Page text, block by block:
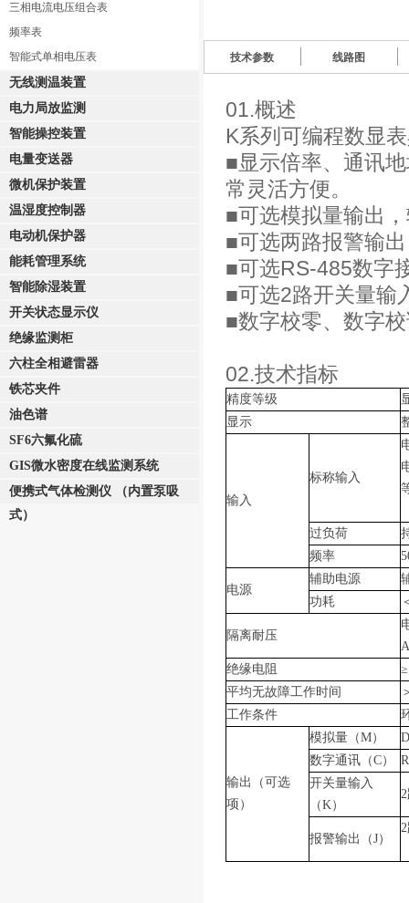
三相电流电压组合表
频率表
智能式单相电压表
无线测温装置
电力局放监测
智能操控装置
电量变送器
微机保护装置
温湿度控制器
电动机保护器
能耗管理系统
智能除湿装置
开关状态显示仪
绝缘监测柜
六柱全相避雷器
铁芯夹件
油色谱
SF6六氟化硫
GIS微水密度在线监测系统
便携式气体检测仪 （内置泵吸
式）
技术参数 线路图
01.概述
K系列可编程数显
■显示倍率、通讯
常灵活方便。
■可选模拟量输出
■可选两路报警输
■可选RS-485数字
■可选2路开关量输
■数字校零、数字
02.技术指标
精度等级
显示
输入
标称输入
过负荷
频率
电源
辅助电源
功耗
隔离耐压
绝缘电阻
平均无故障工作时间
工作条件
输出（可选
项）
模拟量（M）
数字通讯（C）
开关量输入
（K）
报警输出（J）